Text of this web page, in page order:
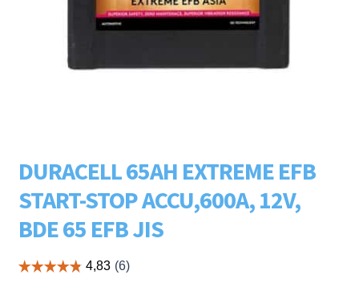
DURACELL 65AH EXTREME EFB
START-STOP ACCU,600A, 12V,
BDE 65 EFB JIS